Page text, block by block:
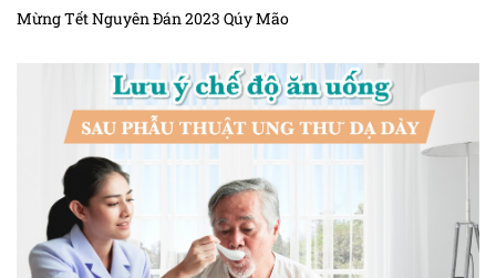
Mừng Tết Nguyên Đán 2023 Qúy Mão